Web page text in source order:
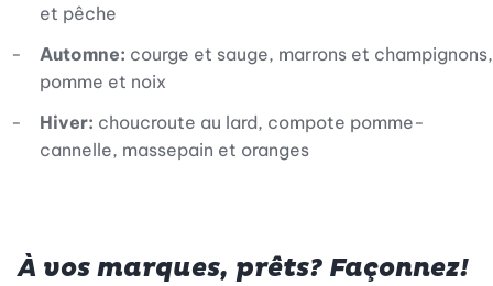
et pêche
Automne: courge et sauge, marrons et champignons,
pomme et noix
Hiver: choucroute au lard, compote pomme-
cannelle, massepain et oranges
À vos marques, prêts? Façonnez!